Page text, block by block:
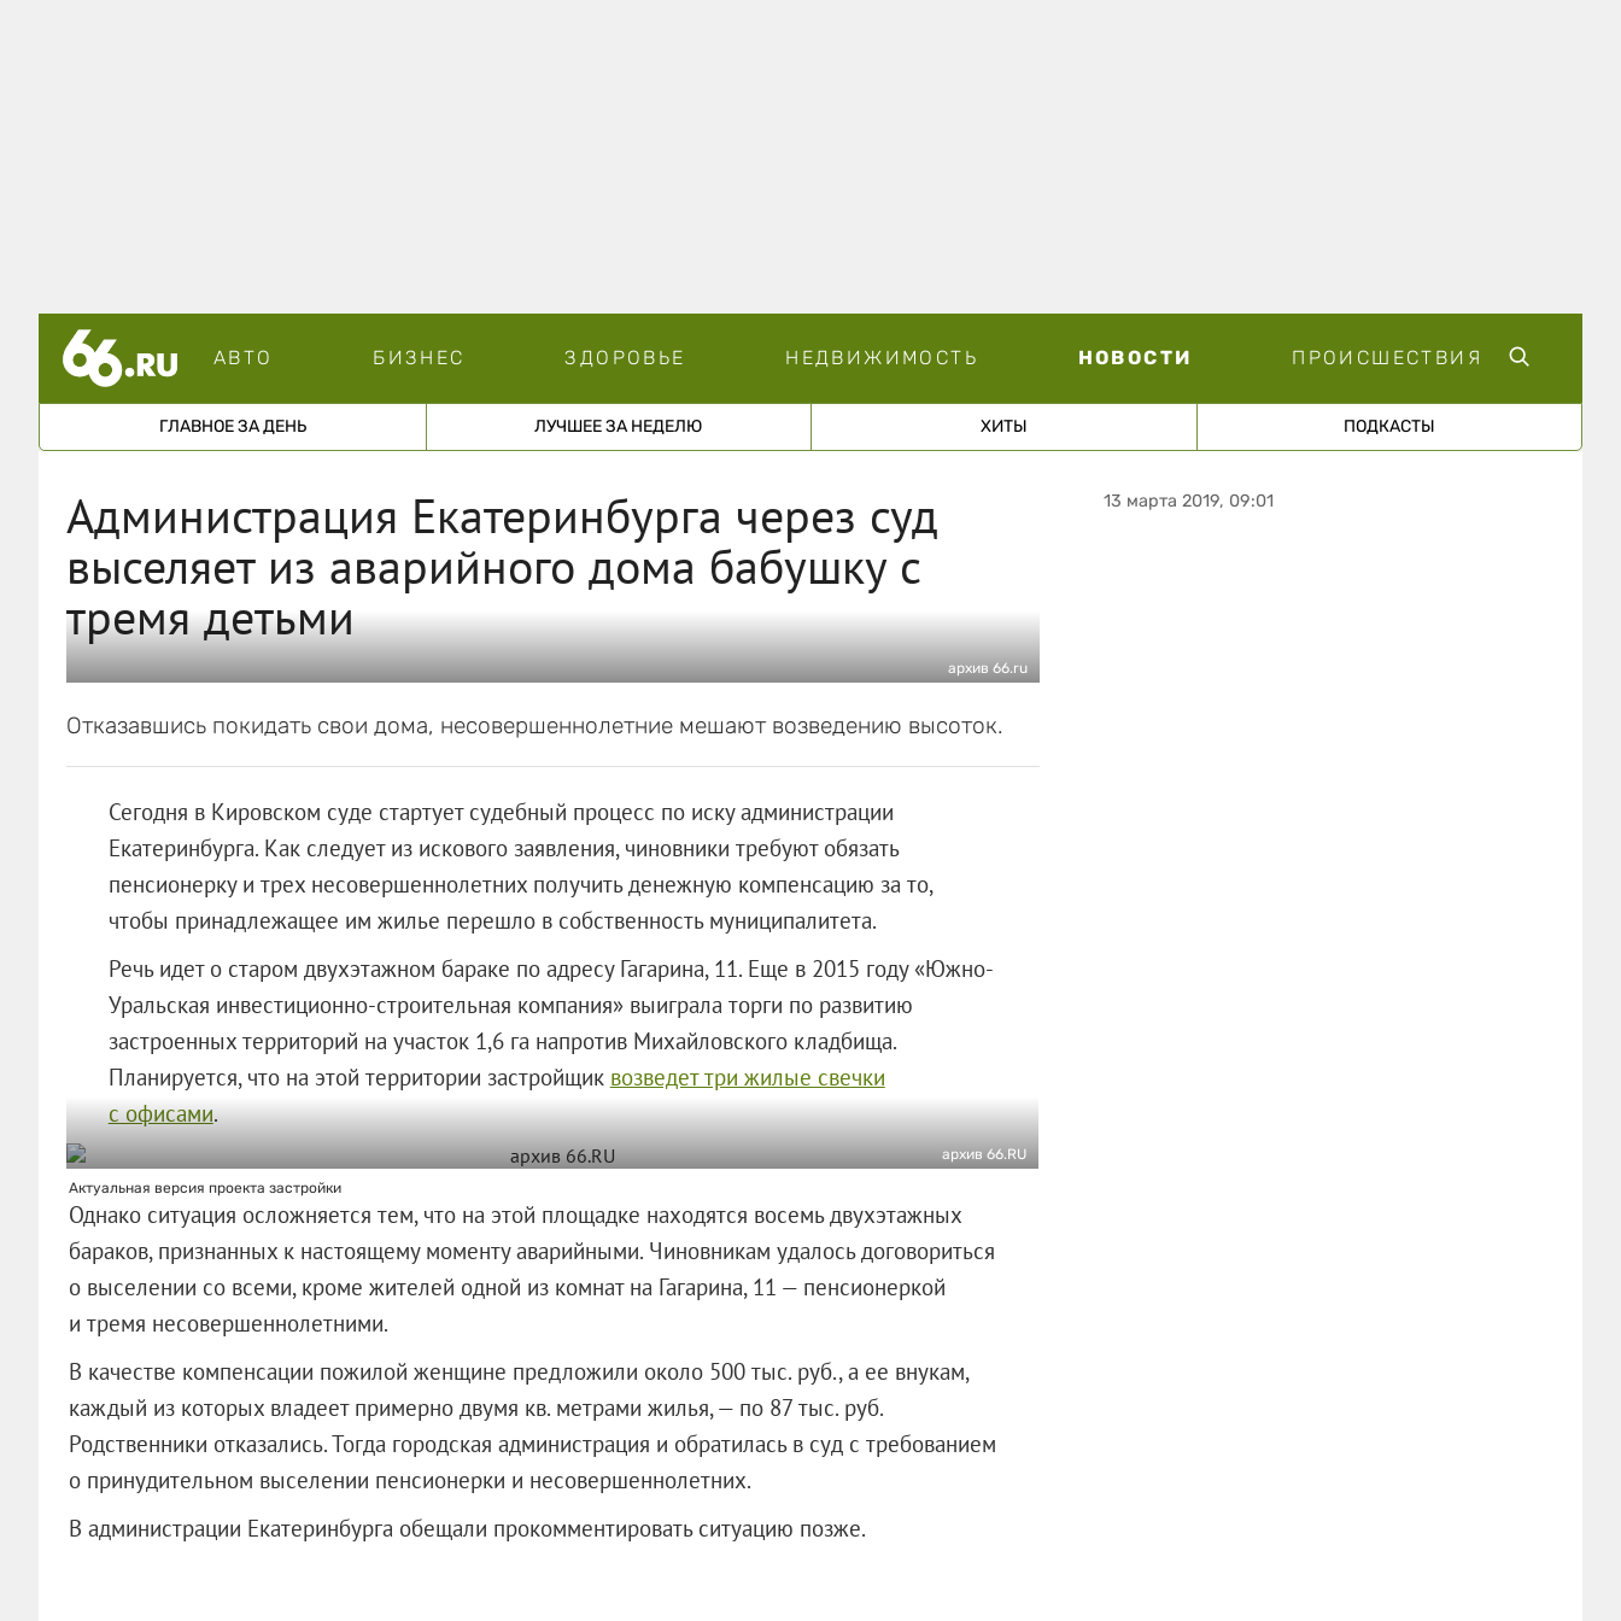
АВТО БИЗНЕС ЗДОРОВЬЕ НЕДВИЖИМОСТЬ НОВОСТИ ПРОИСШЕСТВИЯ
ГЛАВНОЕ ЗА ДЕНЬ ЛУЧШЕЕ ЗА НЕДЕЛЮ ХИТЫ ПОДКАСТЫ
Администрация Екатеринбурга через суд
выселяет из аварийного дома бабушку с
тремя детьми
архив 66.ru
Отказавшись покидать свои дома, несовершеннолетние мешают возведению высоток.
Сегодня в Кировском суде стартует судебный процесс по иску администрации
Екатеринбурга. Как следует из искового заявления, чиновники требуют обязать
пенсионерку и трех несовершеннолетних получить денежную компенсацию за то,
чтобы принадлежащее им жилье перешло в собственность муниципалитета.
Речь идет о старом двухэтажном бараке по адресу Гагарина, 11. Еще в 2015 году «Южно-
Уральская инвестиционно-строительная компания» выиграла торги по развитию
застроенных территорий на участок 1,6 га напротив Михайловского кладбища.
Планируется, что на этой территории застройщик возведет три жилые свечки
с офисами.
архив 66.RU
Актуальная версия проекта застройки
Однако ситуация осложняется тем, что на этой площадке находятся восемь двухэтажных
бараков, признанных к настоящему моменту аварийными. Чиновникам удалось договориться
о выселении со всеми, кроме жителей одной из комнат на Гагарина, 11 — пенсионеркой
и тремя несовершеннолетними.
В качестве компенсации пожилой женщине предложили около 500 тыс. руб., а ее внукам,
каждый из которых владеет примерно двумя кв. метрами жилья, — по 87 тыс. руб.
Родственники отказались. Тогда городская администрация и обратилась в суд с требованием
о принудительном выселении пенсионерки и несовершеннолетних.
В администрации Екатеринбурга обещали прокомментировать ситуацию позже.
13 марта 2019, 09:01